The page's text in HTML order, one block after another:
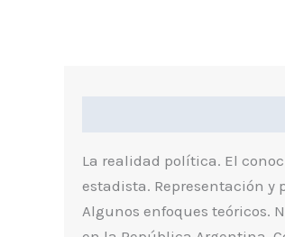
La realidad política. El
estadista. Representación
Algunos enfoques teóricos.